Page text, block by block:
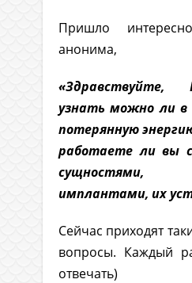
Пришло
анонима,
«Здравствуйте,
узнать можно ли в
потерянную
работаете ли вы
сущностями,
имплантами, их
Сейчас приходят
вопросы. Каждый
отвечать)